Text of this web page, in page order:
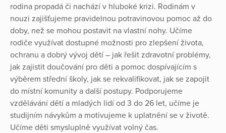
rodina propadá či nachází v hluboké krizi. Rodinám v
nouzi zajišťujeme pravidelnou potravinovou pomoc až do
doby, než se mohou postavit na vlastní nohy. Učíme
rodiče využívat dostupné možnosti pro zlepšení života,
ochranu a dobrý vývoj dětí – jak řešit zdravotní problémy,
jak zajistit doučování pro děti a pomoc dospívajícím s
výběrem střední školy, jak se rekvalifikovat, jak se zapojit
do místní komunity a další postupy. Podporujeme
vzdělávání dětí a mladých lidí od 3 do 26 let, učíme je
studijním návykům a motivujeme k uplatnění se v životě.
Učíme děti smysluplně využívat volný čas.